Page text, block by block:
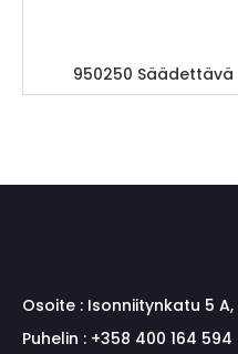
950250
Osoite : Isonniitynkatu 5 A,
Puhelin : +358 400 164 594